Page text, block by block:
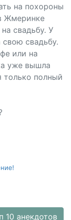
на похороны
Жмеринке
свадьбу. У
свою свадьбу.
или на
уже вышла
полный
10 анекдотов